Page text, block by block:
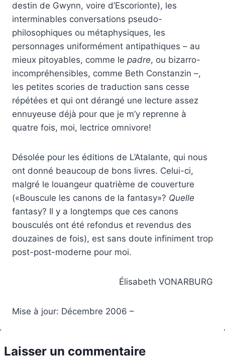
destin de Gwynn, voire d’Escorionte), les
interminables conversations pseudo-
philosophiques ou métaphysiques, les
personnages uniformément antipathiques – au
mieux pitoyables, comme le padre, ou bizarro-
incompréhensibles, comme Beth Constanzin –,
les petites scories de traduction sans cesse
répétées et qui ont dérangé une lecture assez
ennuyeuse déjà pour que je m’y reprenne à
quatre fois, moi, lectrice omnivore!
Désolée pour les éditions de L’Atalante, qui nous
ont donné beaucoup de bons livres. Celui-ci,
malgré le louangeur quatrième de couverture
(«Bouscule les canons de la fantasy»? Quelle
fantasy? Il y a longtemps que ces canons
bousculés ont été refondus et revendus des
douzaines de fois), est sans doute infiniment trop
post-post-moderne pour moi.
Élisabeth VONARBURG
Mise à jour: Décembre 2006 –
Laisser un commentaire